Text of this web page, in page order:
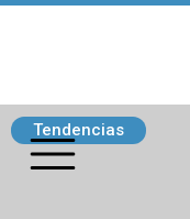
Tendencias